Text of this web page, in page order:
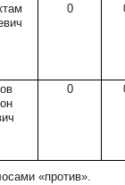
0
0
«против».